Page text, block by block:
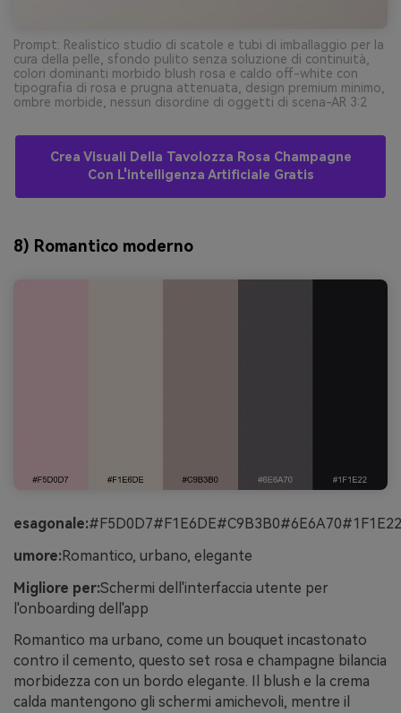
Prompt: Realistico studio di scatole e tubi di imballaggio per la
cura della pelle, sfondo pulito senza soluzione di continuità,
colori dominanti morbido blush rosa e caldo off-white con
tipografia di rosa e prugna attenuata, design premium minimo,
ombre morbide, nessun disordine di oggetti di scena-AR 3:2
Crea Visuali Della Tavolozza Rosa Champagne
Con L'intelligenza Artificiale Gratis
8) Romantico moderno
esagonale:#F5D0D7#F1E6DE#C9B3B0#6E6A70#1F1E22
umore:Romantico, urbano, elegante
Migliore per:Schermi dell'interfaccia utente per
l'onboarding dell'app
Romantico ma urbano, come un bouquet incastonato
contro il cemento, questo set rosa e champagne bilancia
morbidezza con un bordo elegante. Il blush e la crema
calda mantengono gli schermi amichevoli, mentre il